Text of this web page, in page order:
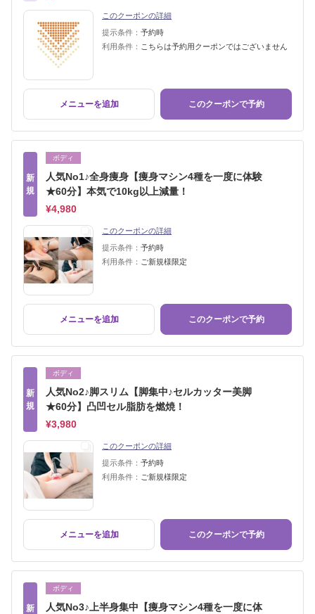
このクーポンの詳細
提示条件： 予約時
利用条件： こちらは予約用クーポンではございません
メニューを追加 このクーポンで予約
新
規
ボディ
人気No1♪全身痩身【痩身マシン4種を一度に体験
★60分】本気で10kg以上減量！
¥4,980
このクーポンの詳細
提示条件： 予約時
利用条件： ご新規様限定
メニューを追加 このクーポンで予約
新
規
ボディ
人気No2♪脚スリム【脚集中♪セルカッター美脚
★60分】凸凹セル脂肪を燃焼！
¥3,980
このクーポンの詳細
提示条件： 予約時
利用条件： ご新規様限定
メニューを追加 このクーポンで予約
新
ボディ
人気No3♪上半身集中【痩身マシン4種を一度に体